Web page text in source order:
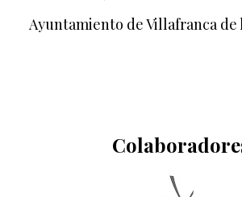
Ayuntamiento de Villafranca de